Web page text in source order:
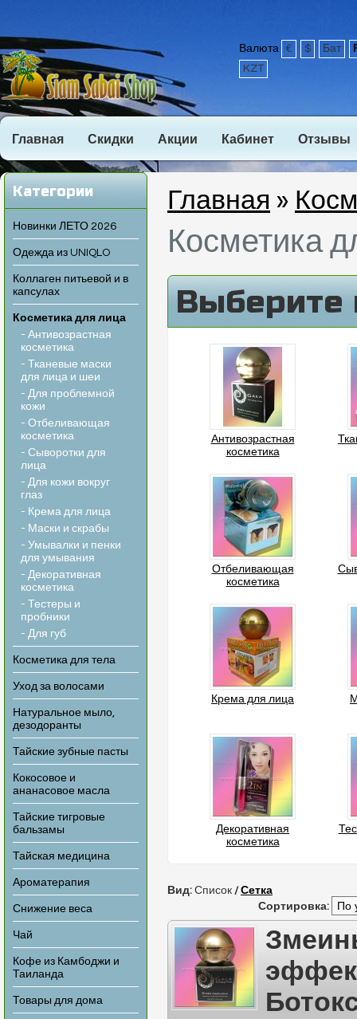
Валюта € $ Бат
KZT
Главная Скидки Акции Кабинет Отзывы
Категории
Новинки ЛЕТО 2026
Одежда из UNIQLO
Коллаген питьевой и в
капсулах
Косметика для лица
- Антивозрастная
косметика
- Тканевые маски
для лица и шеи
- Для проблемной
кожи
- Отбеливающая
косметика
- Сыворотки для
лица
- Для кожи вокруг
глаз
- Крема для лица
- Маски и скрабы
- Умывалки и пенки
для умывания
- Декоративная
косметика
- Тестеры и
пробники
- Для губ
Косметика для тела
Уход за волосами
Натуральное мыло,
дезодоранты
Тайские зубные пасты
Кокосовое и
ананасовое масла
Тайские тигровые
бальзамы
Тайская медицина
Ароматерапия
Снижение веса
Чай
Кофе из Камбоджи и
Таиланда
Товары для дома
Главная »
Косметика
Выберите
Антивозрастная
косметика
Отбеливающая
косметика
Крема для лица
Декоративная
косметика
Вид: Список / Сетка
Сортировка: